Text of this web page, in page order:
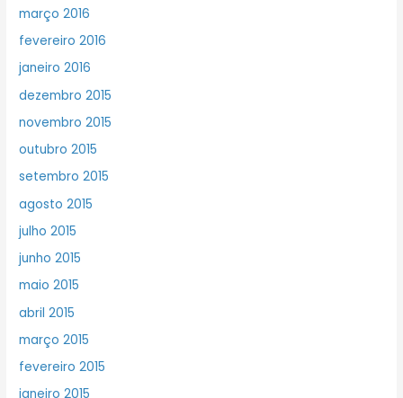
março 2016
fevereiro 2016
janeiro 2016
dezembro 2015
novembro 2015
outubro 2015
setembro 2015
agosto 2015
julho 2015
junho 2015
maio 2015
abril 2015
março 2015
fevereiro 2015
janeiro 2015